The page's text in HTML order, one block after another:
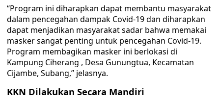
“Program ini diharapkan dapat membantu masyarakat
dalam pencegahan dampak Covid-19 dan diharapkan
dapat menjadikan masyarakat sadar bahwa memakai
masker sangat penting untuk pencegahan Covid-19.
Program membagikan masker ini berlokasi di
Kampung Ciherang , Desa Gunungtua, Kecamatan
Cijambe, Subang,” jelasnya.
KKN Dilakukan Secara Mandiri